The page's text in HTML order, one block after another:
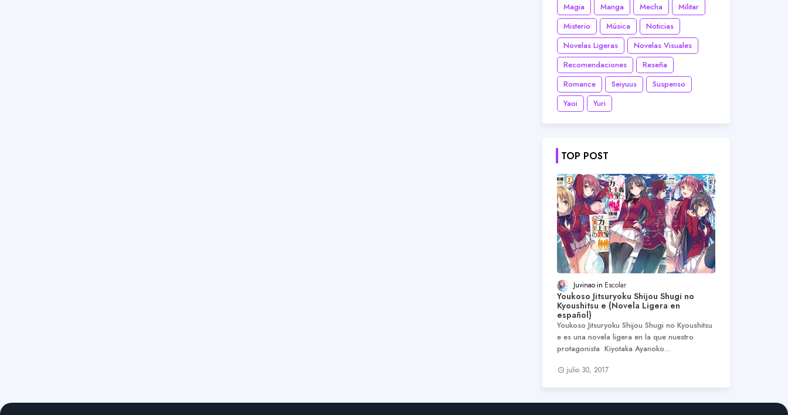
Magia
Manga Mecha
Militar
Misterio
Música
Noticias
Novelas Ligeras
Novelas Visuales
Recomendaciones
Reseña
Romance
Seiyuus
Suspenso
Yaoi
Yuri
TOP POST
Juvinao Escolar
Youkoso Jitsuryoku Shijou Shugi no
Kyoushitsu e (Novela Ligera en
español)
Youkoso Jitsuryoku Shijou Shugi no Kyoushitsu
e es una novela ligera en la que nuestro
protagonista Kiyotaka Ayanoko…
julio 30, 2017